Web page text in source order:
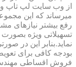
از وب سایت لپ تاپ
میرساند که این
رفع بیشتر نیازهای
تسهیلاتی ویژه
نماید.بنابر این در
بودجه کافی برای
فروش اقساطی